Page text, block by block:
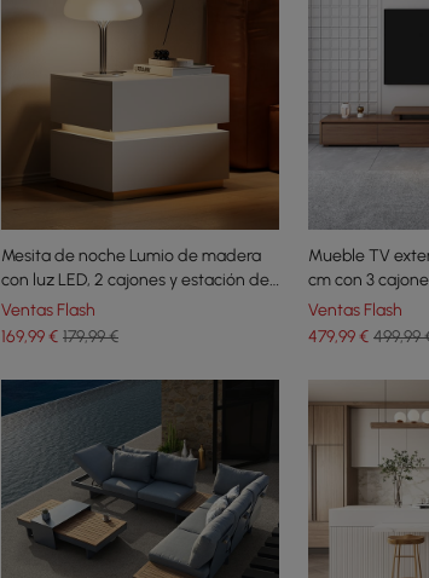
Mesita de noche Lumio de madera
con luz LED, 2 cajones y estación de
carga - blanco
Ventas Flash
169,99€ 179,99 €
Mueble TV
cm con 3
Ventas Flash
479,99€ 499,99